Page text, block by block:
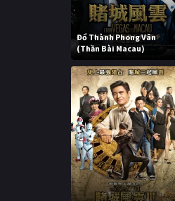
Đổ Thành Phong Vân
(Thần Bài Macau)